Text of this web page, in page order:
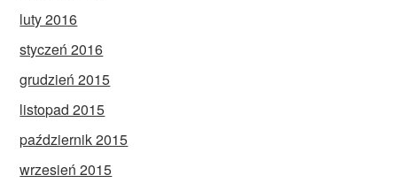
luty 2016
styczeń 2016
grudzień 2015
listopad 2015
październik 2015
wrzesień 2015